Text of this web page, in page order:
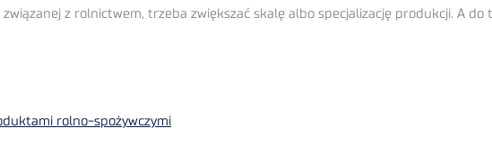
z rolnictwem, trzeba zwiększać skalę albo specjalizację produkcji. A do
rolno-spożywczymi